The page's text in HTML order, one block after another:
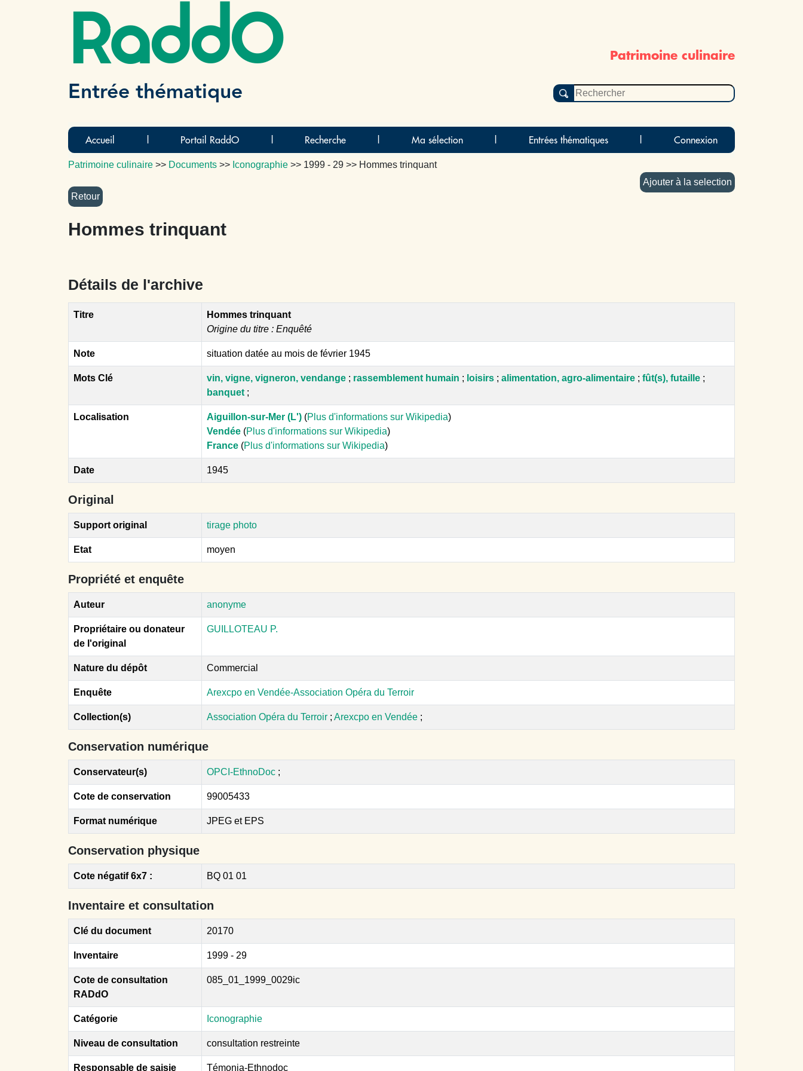
RaddO Patrimoine culinaire
Entrée thématique
Accueil Portail RaddO Recherche Ma sélection Entrées thématiques Connexion
Patrimoine culinaire >> Documents >> Iconographie >> 1999 - 29 >> Hommes trinquant
Ajouter à la selection
Hommes trinquant
Détails de l'archive
Titre
Hommes trinquant
Origine du titre : Enquêté
Note situation datée au mois de février 1945
Mots Clé vin, vigne, vigneron, vendange ; rassemblement humain ; loisirs ; alimentation, agro-alimentaire ; fût(s), futaille ;
banquet ;
Localisation Aiguillon-sur-Mer (L') (Plus d'informations sur Wikipedia)
Vendée (Plus d'informations sur Wikipedia)
France (Plus d'informations sur Wikipedia)
Date 1945
Original
Support original tirage photo
Etat moyen
Propriété et enquête
Auteur anonyme
Propriétaire ou donateur
de l'original
GUILLOTEAU P.
Nature du dépôt Commercial
Enquête Arexcpo en Vendée-Association Opéra du Terroir
Collection(s) Association Opéra du Terroir ; Arexcpo en Vendée ;
Conservation numérique
Conservateur(s) OPCI-EthnoDoc ;
Cote de conservation 99005433
Format numérique JPEG et EPS
Conservation physique
Cote négatif 6x7 : BQ 01 01
Inventaire et consultation
Clé du document 20170
Inventaire 1999 - 29
Cote de consultation
RADdO
085_01_1999_0029ic
Catégorie Iconographie
Niveau de consultation consultation restreinte
Responsable de saisie Témonia-Ethnodoc